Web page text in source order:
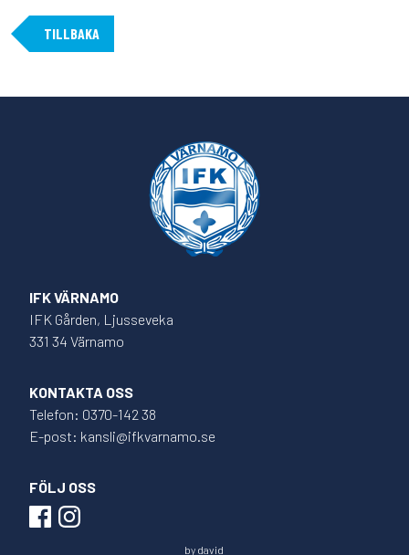
TILLBAKA
IFK VÄRNAMO
IFK Gården, Ljusseveka
331 34 Värnamo
KONTAKTA OSS
Telefon: 0370-142 38
E-post: kansli@ifkvarnamo.se
FÖLJ OSS
by david